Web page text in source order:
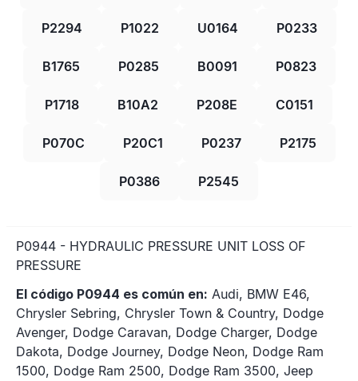
P2294 P1022 U0164 P0233
B1765 P0285 B0091 P0823
P1718 B10A2 P208E C0151
P070C P20C1 P0237 P2175
P0386 P2545
P0944 - HYDRAULIC PRESSURE UNIT LOSS OF
PRESSURE
El código P0944 es común en: Audi, BMW E46,
Chrysler Sebring, Chrysler Town & Country, Dodge
Avenger, Dodge Caravan, Dodge Charger, Dodge
Dakota, Dodge Journey, Dodge Neon, Dodge Ram
1500, Dodge Ram 2500, Dodge Ram 3500, Jeep